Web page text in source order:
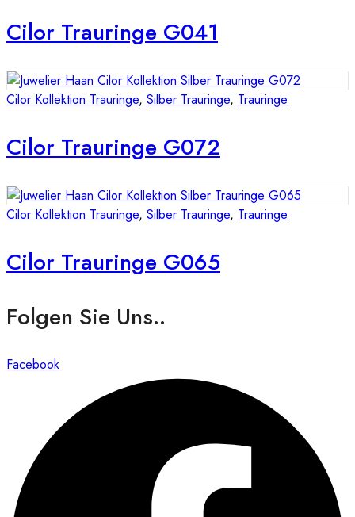
Cilor Trauringe G041
Cilor Kollektion Trauringe, Silber Trauringe, Trauringe
Cilor Trauringe G072
Cilor Kollektion Trauringe, Silber Trauringe, Trauringe
Cilor Trauringe G065
Folgen Sie Uns..
Facebook